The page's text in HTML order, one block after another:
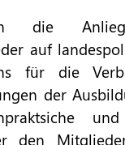
die
auf
für die
der
und
den